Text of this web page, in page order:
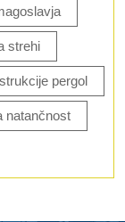
strehi
pergol
natančnost